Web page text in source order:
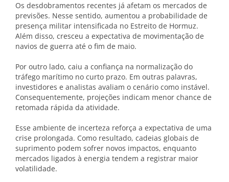
Os desdobramentos recentes já afetam os mercados de
previsões. Nesse sentido, aumentou a probabilidade de
presença militar intensificada no Estreito de Hormuz.
Além disso, cresceu a expectativa de movimentação de
navios de guerra até o fim de maio.
Por outro lado, caiu a confiança na normalização do
tráfego marítimo no curto prazo. Em outras palavras,
investidores e analistas avaliam o cenário como instável.
Consequentemente, projeções indicam menor chance de
retomada rápida da atividade.
Esse ambiente de incerteza reforça a expectativa de uma
crise prolongada. Como resultado, cadeias globais de
suprimento podem sofrer novos impactos, enquanto
mercados ligados à energia tendem a registrar maior
volatilidade.